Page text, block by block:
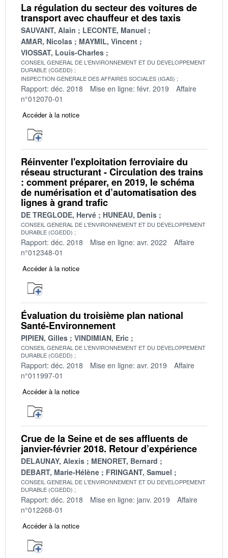
La régulation du secteur des voitures de
transport avec chauffeur et des taxis
SAUVANT, Alain
LECONTE, Manuel
AMAR, Nicolas
MAYMIL, Vincent
VIOSSAT, Louis-Charles
CONSEIL GENERAL DE L'ENVIRONNEMENT ET DU DEVELOPPEMENT
DURABLE (CGEDD)
INSPECTION GENERALE DES AFFAIRES SOCIALES (IGAS)
Rapport: déc. 2018 Mise en ligne: févr. 2019
Affaire
n°012070-01
Accéder à la notice
Réinventer l'exploitation ferroviaire du
réseau structurant - Circulation des trains
: comment préparer, en 2019, le schéma
de numérisation et d’automatisation des
lignes à grand trafic
DE TREGLODE, Hervé HUNEAU, Denis
CONSEIL GENERAL DE L'ENVIRONNEMENT ET DU DEVELOPPEMENT
DURABLE (CGEDD)
Rapport: déc. 2018 Mise en ligne: avr. 2022
Affaire
n°012348-01
Accéder à la notice
Évaluation du troisième plan national
Santé-Environnement
PIPIEN, Gilles VINDIMIAN, Eric
CONSEIL GENERAL DE L'ENVIRONNEMENT ET DU DEVELOPPEMENT
DURABLE (CGEDD)
Rapport: déc. 2018 Mise en ligne: avr. 2019
Affaire
n°011997-01
Accéder à la notice
Crue de la Seine et de ses affluents de
janvier-février 2018. Retour d’expérience
DELAUNAY, Alexis
MENORET, Bernard
DEBART, Marie-Hélène
FRINGANT, Samuel
CONSEIL GENERAL DE L'ENVIRONNEMENT ET DU DEVELOPPEMENT
DURABLE (CGEDD)
Rapport: déc. 2018 Mise en ligne: janv. 2019
Affaire
n°012268-01
Accéder à la notice